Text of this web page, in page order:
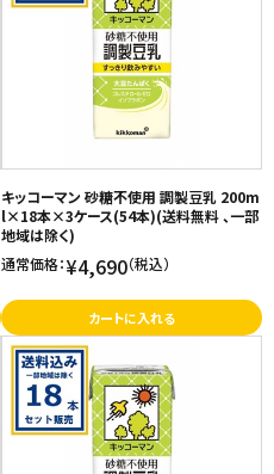
キッコーマン 砂糖不使用 調製豆乳 200m
l×18本×3ケース(54本)(送料無料 、一部
地域は除く)
通常価格：¥4,690（税込）
カートに入れる